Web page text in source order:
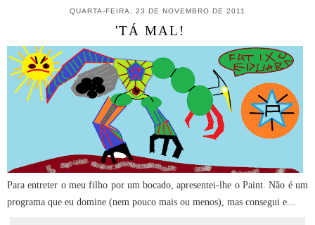
QUARTA-FEIRA, 23 DE NOVEMBRO DE 2011
'TÁ MAL!
Para entreter o meu filho por um bocado, apresentei-lhe o Paint. Não é um
programa que eu domine (nem pouco mais ou menos), mas consegui e...